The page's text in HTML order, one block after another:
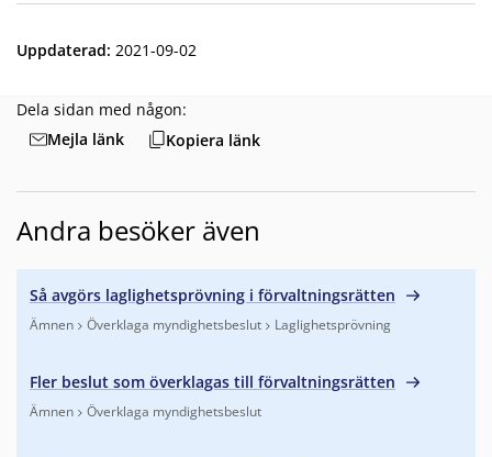
Uppdaterad: 2021-09-02
Dela sidan med någon:
Mejla länk
Kopiera länk
Andra besöker även
Så avgörs laglighetsprövning i förvaltningsrätten
Ämnen Överklaga myndighetsbeslut Laglighetsprövning
Fler beslut som överklagas till förvaltningsrätten
Ämnen Överklaga myndighetsbeslut